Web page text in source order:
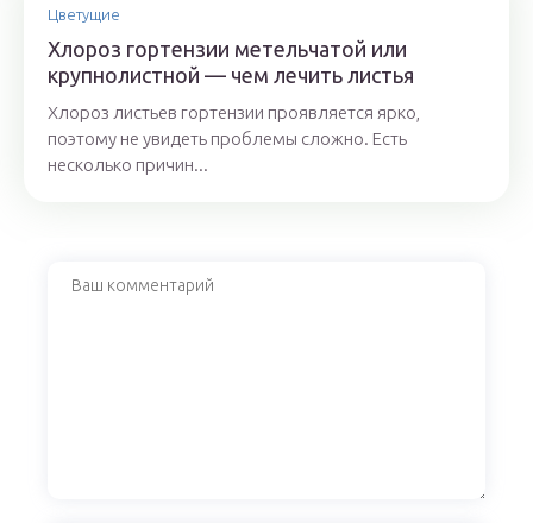
Цветущие
Хлороз гортензии метельчатой или
крупнолистной — чем лечить листья
Хлороз листьев гортензии проявляется ярко,
поэтому не увидеть проблемы сложно. Есть
несколько причин...